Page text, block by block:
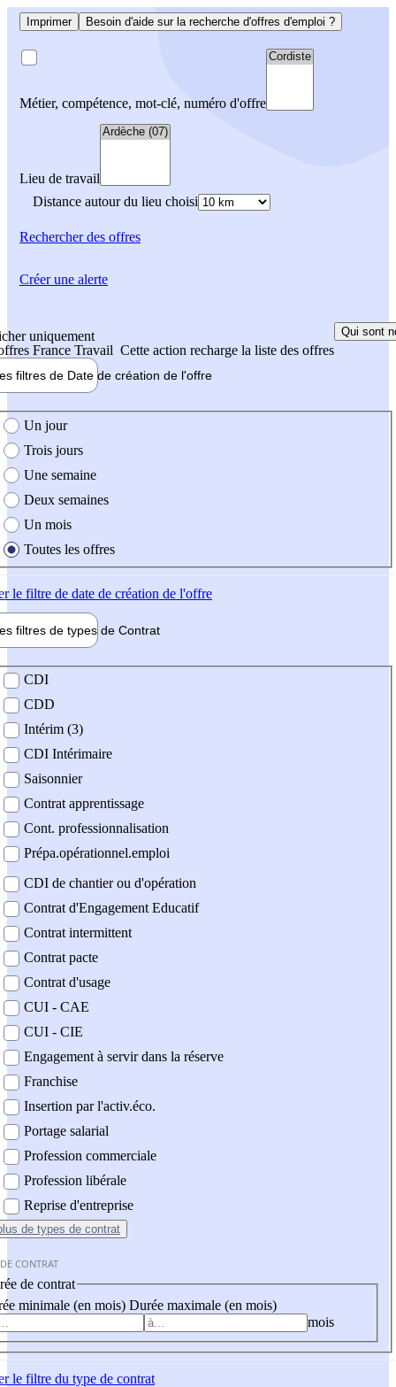
Imprimer Besoin d'aide sur la recherche d'offres d'emploi ?
Métier, compétence, mot-clé, numéro d'offre
Lieu de travail
Distance autour du lieu choisi
Rechercherdes offres
uniquement
France Travail Cette action recharge la liste des offres
Qui sont
filtres de Date de création de l'offre
création de l'offre
Un jour
Trois jours
Une semaine
Deux semaines
Un mois
Toutes les offres
le filtre de date de création de l'offre
filtres de types de Contrat
contrat
CDI
CDD
Intérim (3)
CDI Intérimaire
Saisonnier
Contrat apprentissage
Cont. professionnalisation
Prépa.opérationnel.emploi
CDI de chantier ou d'opération
Contrat d'Engagement Educatif
Contrat intermittent
Contrat pacte
Contrat d'usage
CUI - CAE
CUI - CIE
Engagement à servir dans la réserve
Franchise
Insertion par l'activ.éco.
Portage salarial
Profession commerciale
Profession libérale
Reprise d'entreprise
de types de contrat
CONTRAT
de contrat
minimale (en mois) Durée maximale (en mois)
mois
le filtre du type de contrat
Créer une alerte